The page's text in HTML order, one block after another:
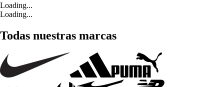
Loading...
Loading...
Todas nuestras marcas